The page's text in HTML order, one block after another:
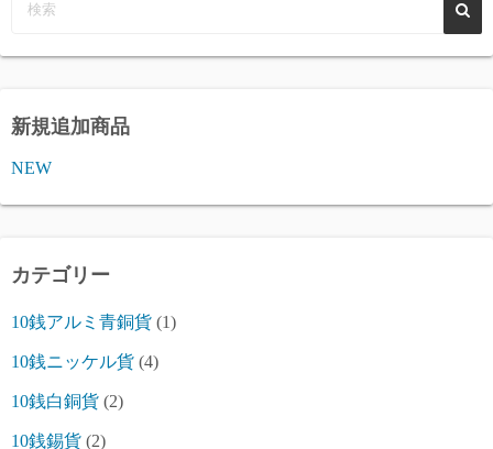
新規追加商品
NEW
カテゴリー
10銭アルミ青銅貨 (1)
10銭ニッケル貨 (4)
10銭白銅貨 (2)
10銭錫貨 (2)